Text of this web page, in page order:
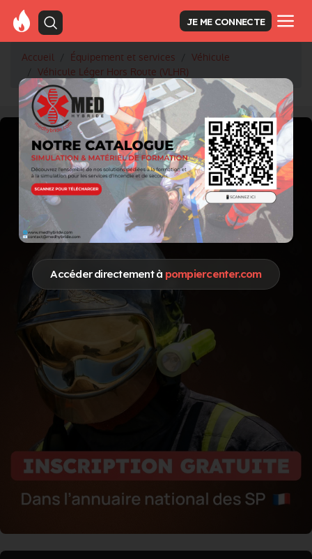
Accéder directement à pompiercenter.com
JE ME CONNECTE
Accueil Équipement et services
Véhicule
Véhicule Léger Hors Route (VLHR)